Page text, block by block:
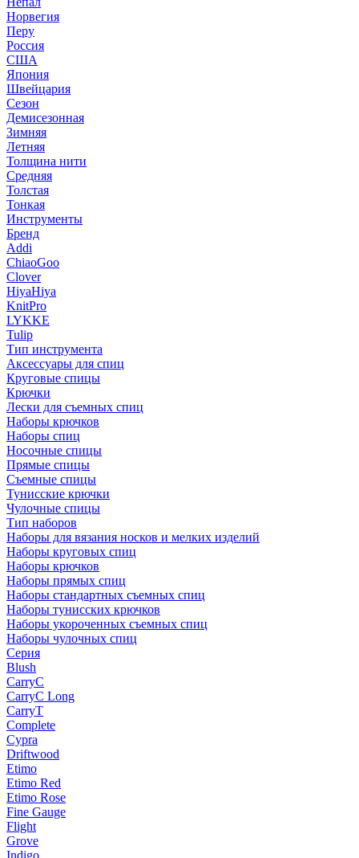
Норвегия
Перу
Россия
США
Япония
Швейцария
Сезон
Демисезонная
Зимняя
Летняя
Толщина нити
Средняя
Толстая
Тонкая
Инструменты
Бренд
Addi
ChiaoGoo
Clover
HiyaHiya
KnitPro
LYKKE
Tulip
Тип инструмента
Аксессуары для спиц
Круговые спицы
Крючки
Лески для съемных спиц
Наборы крючков
Наборы спиц
Носочные спицы
Прямые спицы
Съемные спицы
Тунисские крючки
Чулочные спицы
Тип наборов
Наборы для вязания носков и мелких изделий
Наборы круговых спиц
Наборы крючков
Наборы прямых спиц
Наборы стандартных съемных спиц
Наборы тунисских крючков
Наборы укороченных съемных спиц
Наборы чулочных спиц
Серия
Blush
CarryC
CarryC Long
CarryT
Complete
Cypra
Driftwood
Etimo
Etimo Red
Etimo Rose
Fine Gauge
Flight
Grove
Indigo